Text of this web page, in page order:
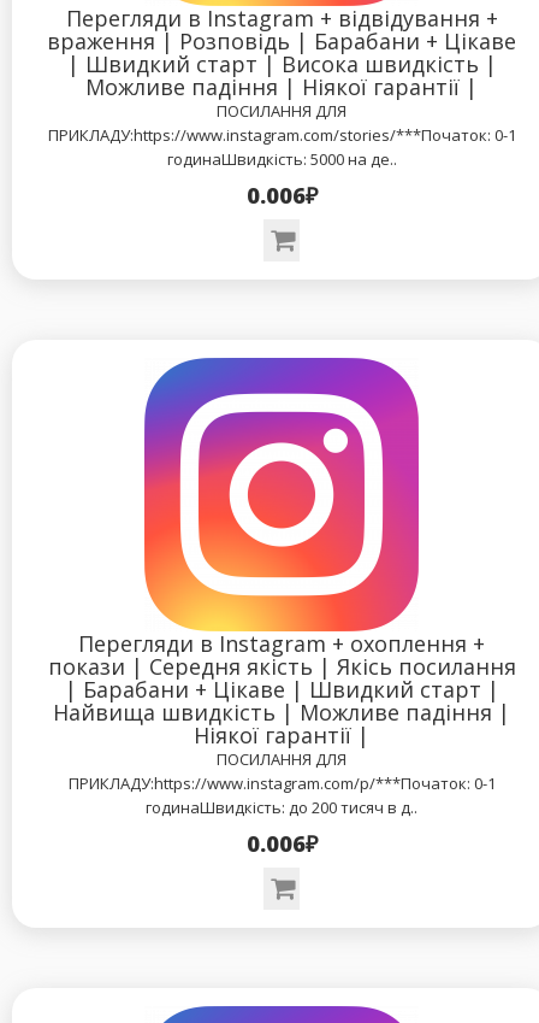
Перегляди в Instagram + відвідування +
враження | Розповідь | Барабани + Цікаве
| Швидкий старт | Висока швидкість |
Можливе падіння | Ніякої гарантії |
ПОСИЛАННЯ ДЛЯ
ПРИКЛАДУ:https://www.instagram.com/stories/***Початок: 0-1
годинаШвидкість: 5000 на де..
0.006₽
Перегляди в Instagram + охоплення +
покази | Середня якість | Якісь посилання
| Барабани + Цікаве | Швидкий старт |
Найвища швидкість | Можливе падіння |
Ніякої гарантії |
ПОСИЛАННЯ ДЛЯ
ПРИКЛАДУ:https://www.instagram.com/p/***Початок: 0-1
годинаШвидкість: до 200 тисяч в д..
0.006₽